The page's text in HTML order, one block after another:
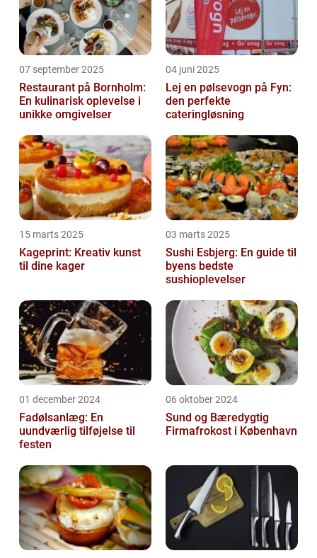
07 september 2025
Restaurant på Bornholm:
En kulinarisk oplevelse i
unikke omgivelser
04 juni 2025
Lej en pølsevogn på Fyn:
den perfekte
cateringløsning
15 marts 2025
Kageprint: Kreativ kunst
til dine kager
03 marts 2025
Sushi Esbjerg: En guide til
byens bedste
sushioplevelser
01 december 2024
Fadølsanlæg: En
uundværlig tilføjelse til
festen
06 oktober 2024
Sund og Bæredygtig
Firmafrokost i København